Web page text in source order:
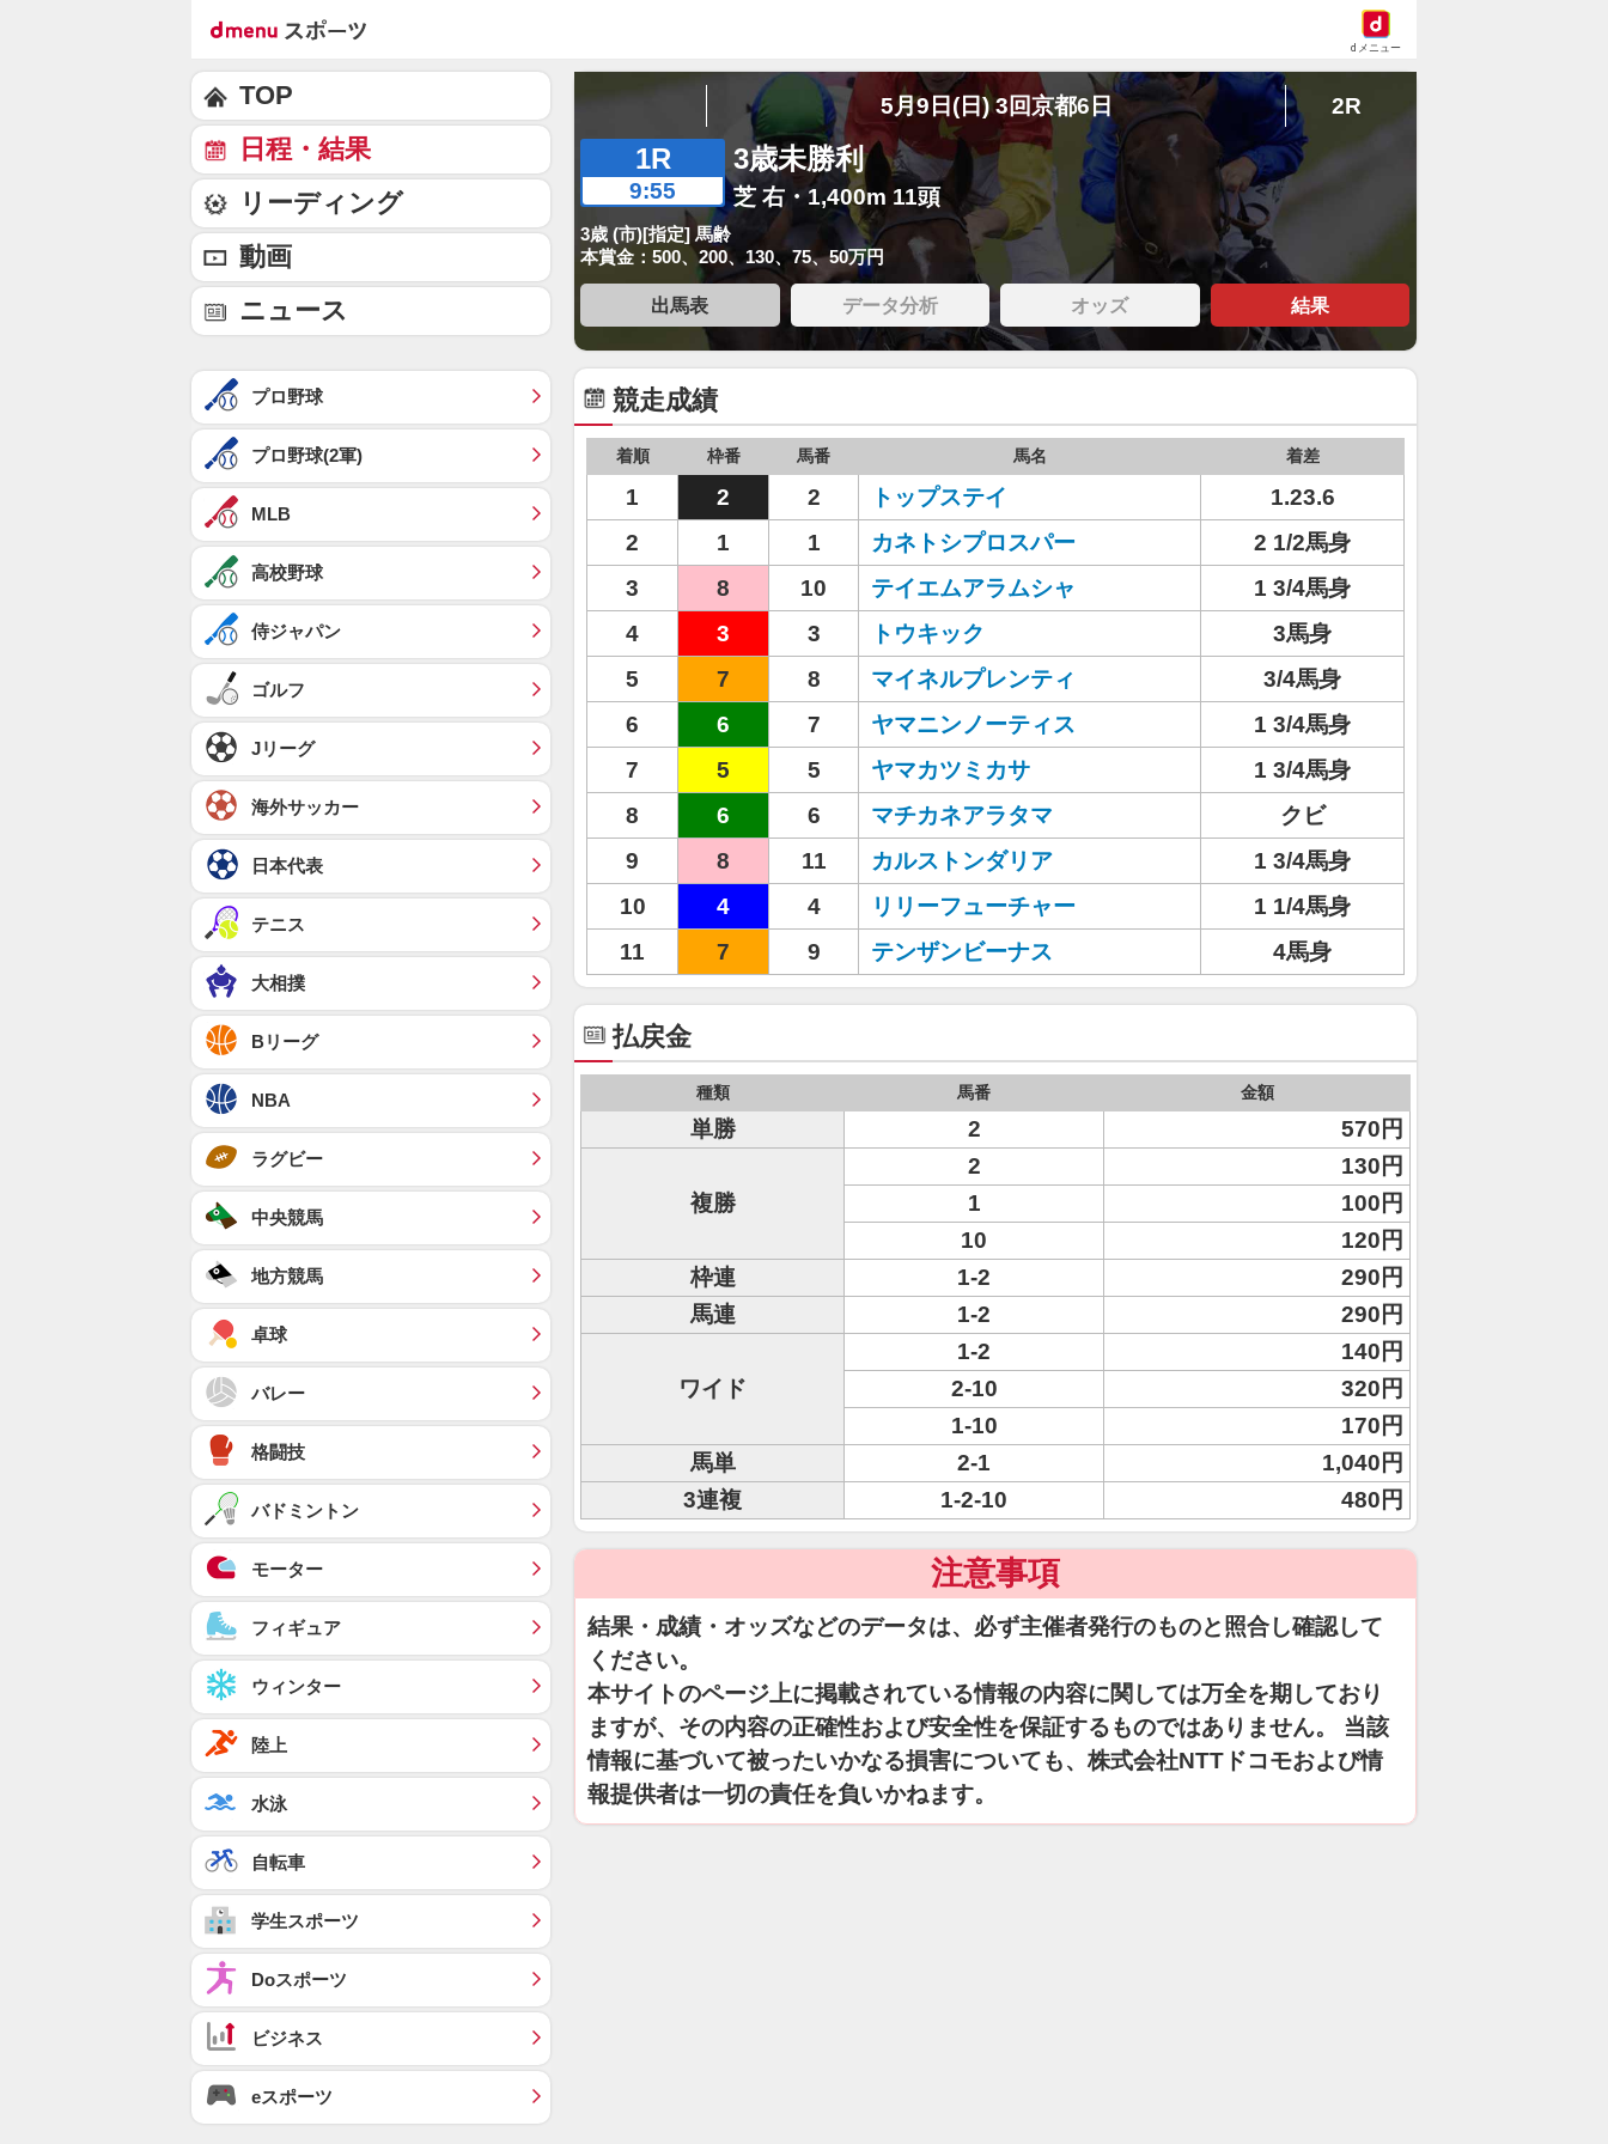
dメニュー
5月9日(日) 3回京都6日 2R
1R
9:55
3歳未勝利
芝 右・1,400m 11頭
3歳 (市)[指定] 馬齢
本賞金：500、200、130、75、50万円
出馬表 データ分析 オッズ 結果
競走成績
着順 枠番 馬番 馬名 着差
1 2 2 トップステイ
1.23.6
2
1 1 カネトシプロスパー
2 1/2馬身
3
8 10 テイエムアラムシャ
1 3/4馬身
4
3 3 トウキック
3馬身
5
7 8 マイネルプレンティ
3/4馬身
6
6 7 ヤマニンノーティス
1 3/4馬身
7
5 5 ヤマカツミカサ
1 3/4馬身
8
6 6 マチカネアラタマ
クビ
9
8 11 カルストンダリア
1 3/4馬身
10
4 4 リリーフューチャー
1 1/4馬身
11
7 9 テンザンビーナス 4馬身
払戻金
種類 馬番 金額
単勝 2 570円
複勝
2
130円
1
100円
10
120円
枠連
1-2
290円
馬連
1-2 290円
ワイド
1-2
140円
2-10
320円
1-10
170円
馬単
2-1
1,040円
3連複
1-2-10 480円
注意事項
結果・成績・オッズなどのデータは、必ず主催者発行のものと照合し確認して
ください。
本サイトのページ上に掲載されている情報の内容に関しては万全を期しており
ますが、その内容の正確性および安全性を保証するものではありません。 当該
情報に基づいて被ったいかなる損害についても、株式会社NTTドコモおよび情
報提供者は一切の責任を負いかねます。
TOP
日程・結果
リーディング
動画
ニュース
プロ野球
プロ野球(2軍)
MLB
高校野球
侍ジャパン
ゴルフ
Jリーグ
海外サッカー
日本代表
テニス
大相撲
Bリーグ
NBA
ラグビー
中央競馬
地方競馬
卓球
バレー
格闘技
バドミントン
モーター
フィギュア
ウィンター
陸上
水泳
自転車
学生スポーツ
Doスポーツ
ビジネス
eスポーツ